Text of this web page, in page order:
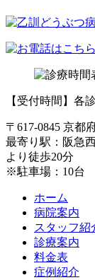
【受付時間】各
〒617-0845 京都
最寄り駅：阪急
より徒歩20分
※駐車場：10台
ホーム
病院案内
スタッフ紹
診療案内
料金表
症例紹介